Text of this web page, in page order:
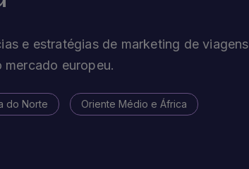
e estratégias de marketing de viagens
europeu.
do Norte Oriente Médio e África